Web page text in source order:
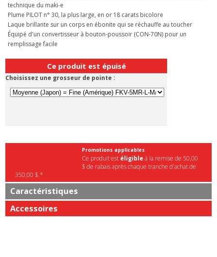
technique du maki-e
Plume PILOT n° 30, la plus large, en or 18 carats bicolore
Laque brillante sur un corps en ébonite qui se réchauffe au toucher
Équipé d'un convertisseur à bouton-poussoir (CON-70N) pour un
remplissage facile
Ce produit est épuisé
Choisissez une grosseur de pointe :
Promotions applicables
Ce produit est éligible à la remise de 50,00
$ de rabais après chaque tranche d'achat de
350,00 $.*
Caractéristiques
Accessoires